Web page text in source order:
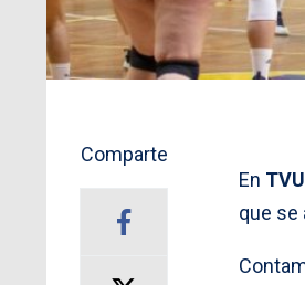
Comparte
En
que se